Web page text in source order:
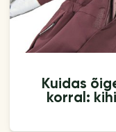
Kuidas
korral: